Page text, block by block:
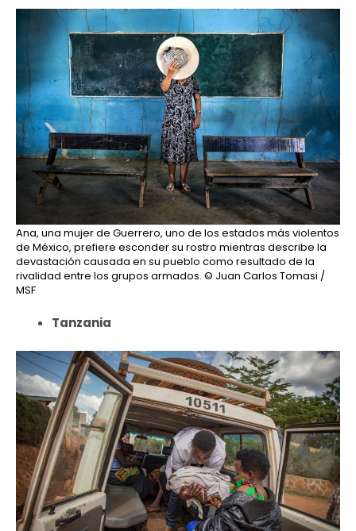
Ana, una mujer de Guerrero, uno de los estados más violentos
de México, prefiere esconder su rostro mientras describe la
devastación causada en su pueblo como resultado de la
rivalidad entre los grupos armados. © Juan Carlos Tomasi /
MSF
Tanzania